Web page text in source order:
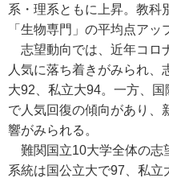
系・理系ともに上昇。教科
「生物専門」の平均点アッ
志望動向では、近年コロ
人気に落ち着きがみられ、
大92、私立大94。一方、
で人気回復の傾向があり、
響がみられる。
難関国立10大学全体の志
系統は国公立大で97、私